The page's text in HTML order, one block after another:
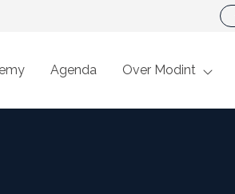
Agenda Over Modint